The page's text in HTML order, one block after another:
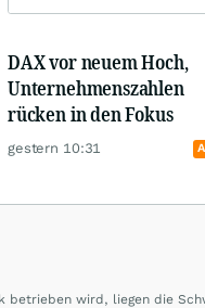
DAX vor neuem Hoch,
Unternehmenszahlen
rücken in den Fokus
gestern 10:31
betrieben wird, liegen die